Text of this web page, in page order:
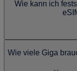
Wie kann ich
Wie viele Giga